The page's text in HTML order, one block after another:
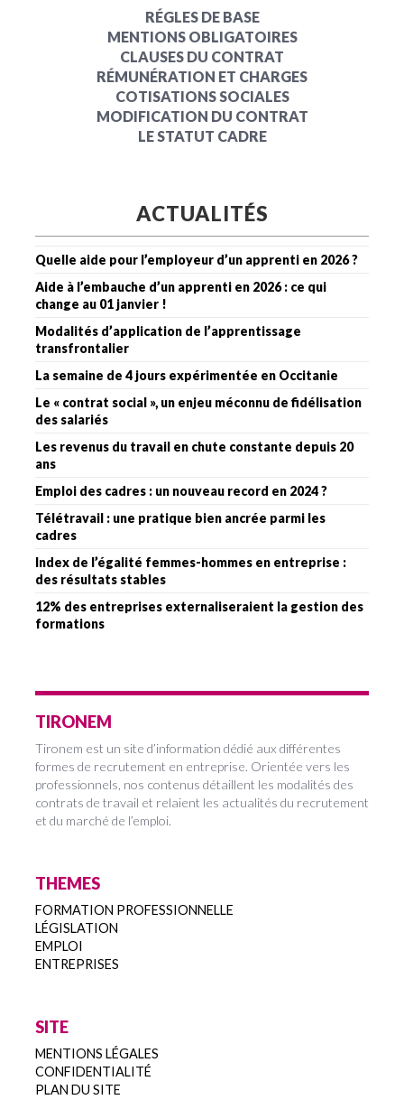
RÉGLES DE BASE
MENTIONS OBLIGATOIRES
CLAUSES DU CONTRAT
RÉMUNÉRATION ET CHARGES
COTISATIONS SOCIALES
MODIFICATION DU CONTRAT
LE STATUT CADRE
ACTUALITÉS
Quelle aide pour l’employeur d’un apprenti en 2026 ?
Aide à l’embauche d’un apprenti en 2026 : ce qui
change au 01 janvier !
Modalités d’application de l’apprentissage
transfrontalier
La semaine de 4 jours expérimentée en Occitanie
Le « contrat social », un enjeu méconnu de fidélisation
des salariés
Les revenus du travail en chute constante depuis 20
ans
Emploi des cadres : un nouveau record en 2024 ?
Télétravail : une pratique bien ancrée parmi les
cadres
Index de l’égalité femmes-hommes en entreprise :
des résultats stables
12% des entreprises externaliseraient la gestion des
formations
TIRONEM
Tironem est un site d’information dédié aux différentes
formes de recrutement en entreprise. Orientée vers les
professionnels, nos contenus détaillent les modalités des
contrats de travail et relaient les actualités du recrutement
et du marché de l’emploi.
THEMES
FORMATION PROFESSIONNELLE
LÉGISLATION
EMPLOI
ENTREPRISES
SITE
MENTIONS LÉGALES
CONFIDENTIALITÉ
PLAN DU SITE